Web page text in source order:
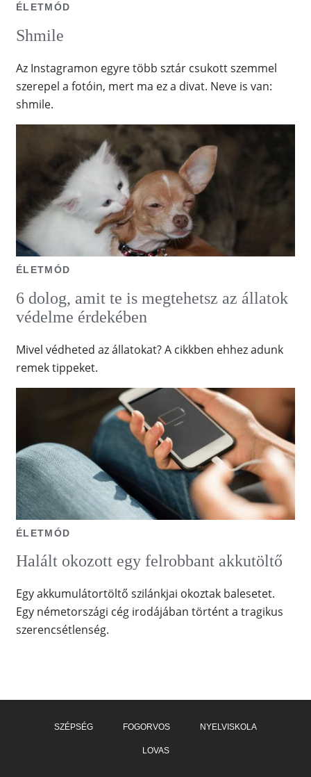
ÉLETMÓD
Shmile
Az Instagramon egyre több sztár csukott szemmel
szerepel a fotóin, mert ma ez a divat. Neve is van:
shmile.
ÉLETMÓD
6 dolog, amit te is megtehetsz az állatok
védelme érdekében
Mivel védheted az állatokat? A cikkben ehhez adunk
remek tippeket.
ÉLETMÓD
Halált okozott egy felrobbant akkutöltő
Egy akkumulátortöltő szilánkjai okoztak balesetet.
Egy németországi cég irodájában történt a tragikus
szerencsétlenség.
SZÉPSÉG FOGORVOS NYELVISKOLA
LOVAS